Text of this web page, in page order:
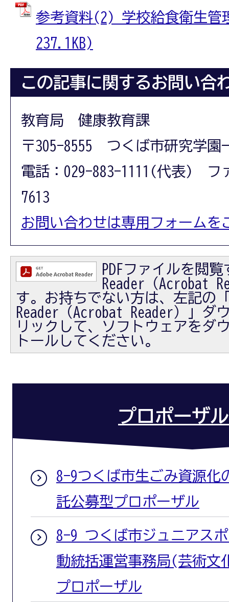
参考資料(2)_学校給食衛生管
237.1KB)
この記事に関するお問い合
教育局 健康教育課
〒305-8555 つくば市研究学園
電話：029-883-1111(代表) フ
7613
お問い合わせは専用フォームを
PDFファイルを閲
Reader（Acrobat
す。お持ちでない方は、左記の
Reader（Acrobat Reader）」ダ
リックして、ソフトウェアをダ
トールしてください。
プロポーザ
8-9つくば市生ごみ資源化
託公募型プロポーザル
8-9 つくば市ジュニアス
動統括運営事務局(芸術文
プロポーザル